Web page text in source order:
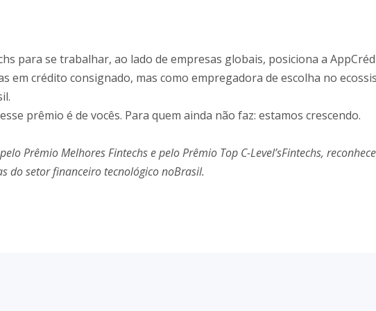
para se trabalhar, ao lado de empresas globais, posiciona a
em crédito consignado, mas como empregadora de escolha no
prêmio é de vocês. Para quem ainda não faz: estamos crescendo.
Prêmio Melhores Fintechs e pelo Prêmio Top C-Level’sFintechs,
do setor financeiro tecnológico noBrasil.